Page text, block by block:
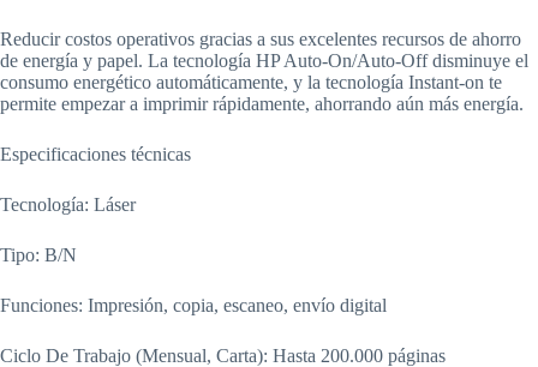
Reducir costos operativos gracias a sus excelentes recursos de ahorro
de energía y papel. La tecnología HP Auto-On/Auto-Off disminuye el
consumo energético automáticamente, y la tecnología Instant-on te
permite empezar a imprimir rápidamente, ahorrando aún más energía.
Especificaciones técnicas
Tecnología: Láser
Tipo: B/N
Funciones: Impresión, copia, escaneo, envío digital
Ciclo De Trabajo (Mensual, Carta): Hasta 200.000 páginas